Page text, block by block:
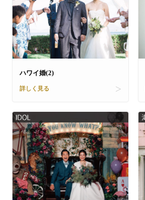
ハワイ婚(2)
詳しく見る